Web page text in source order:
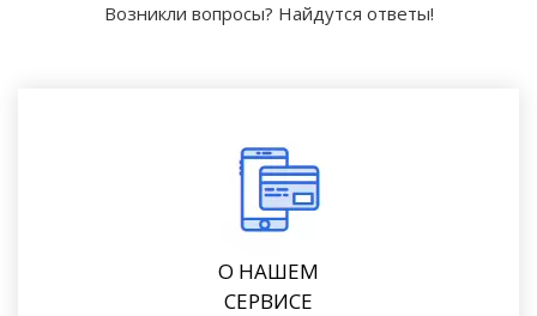
Возникли вопросы? Найдутся ответы!
О НАШЕМ
СЕРВИСЕ